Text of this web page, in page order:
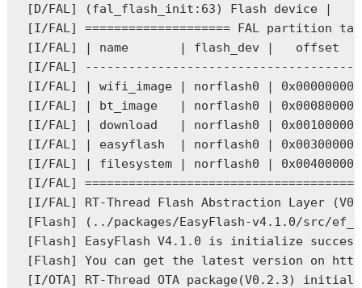
[D/FAL] (fal_flash_init:63) Flash device |
[I/FAL] ==================== FAL partition
[I/FAL] | name       | flash_dev |   offset
[I/FAL]
[I/FAL] | wifi_image | norflash0 | 0x00000000
[I/FAL] | bt_image   | norflash0 | 0x00080000
[I/FAL] | download   | norflash0 | 0x00100000
[I/FAL] | easyflash  | norflash0 | 0x00300000
[I/FAL] | filesystem | norflash0 | 0x00400000
[I/FAL]
[I/FAL] RT-Thread Flash Abstraction Layer
[Flash] (../packages/EasyFlash-v4.1.0/src/
[Flash] EasyFlash V4.1.0 is initialize
[Flash] You can get the latest version on
[I/OTA] RT-Thread OTA package(V0.2.3)